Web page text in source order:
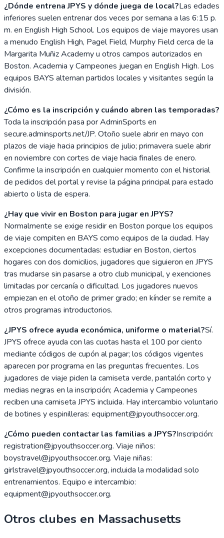
¿Dónde entrena JPYS y dónde juega de local?Las edades
inferiores suelen entrenar dos veces por semana a las 6:15 p.
m. en English High School. Los equipos de viaje mayores usan
a menudo English High, Pagel Field, Murphy Field cerca de la
Margarita Muñiz Academy u otros campos autorizados en
Boston. Academia y Campeones juegan en English High. Los
equipos BAYS alternan partidos locales y visitantes según la
división.
¿Cómo es la inscripción y cuándo abren las temporadas?
Toda la inscripción pasa por AdminSports en
secure.adminsports.net/JP. Otoño suele abrir en mayo con
plazos de viaje hacia principios de julio; primavera suele abrir
en noviembre con cortes de viaje hacia finales de enero.
Confirme la inscripción en cualquier momento con el historial
de pedidos del portal y revise la página principal para estado
abierto o lista de espera.
¿Hay que vivir en Boston para jugar en JPYS?
Normalmente se exige residir en Boston porque los equipos
de viaje compiten en BAYS como equipos de la ciudad. Hay
excepciones documentadas: estudiar en Boston, ciertos
hogares con dos domicilios, jugadores que siguieron en JPYS
tras mudarse sin pasarse a otro club municipal, y exenciones
limitadas por cercanía o dificultad. Los jugadores nuevos
empiezan en el otoño de primer grado; en kínder se remite a
otros programas introductorios.
¿JPYS ofrece ayuda económica, uniforme o material?Sí.
JPYS ofrece ayuda con las cuotas hasta el 100 por ciento
mediante códigos de cupón al pagar; los códigos vigentes
aparecen por programa en las preguntas frecuentes. Los
jugadores de viaje piden la camiseta verde, pantalón corto y
medias negras en la inscripción; Academia y Campeones
reciben una camiseta JPYS incluida. Hay intercambio voluntario
de botines y espinilleras: equipment@jpyouthsoccer.org.
¿Cómo pueden contactar las familias a JPYS?Inscripción:
registration@jpyouthsoccer.org. Viaje niños:
boystravel@jpyouthsoccer.org. Viaje niñas:
girlstravel@jpyouthsoccer.org, incluida la modalidad solo
entrenamientos. Equipo e intercambio:
equipment@jpyouthsoccer.org.
Otros clubes en Massachusetts